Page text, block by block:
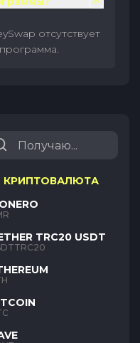
отсутствует
КРИПТОВАЛЮТА
TRC20 USDT